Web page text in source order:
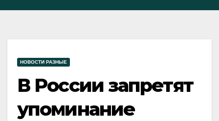
НОВОСТИ РАЗНЫЕ
В России запретят
упоминание